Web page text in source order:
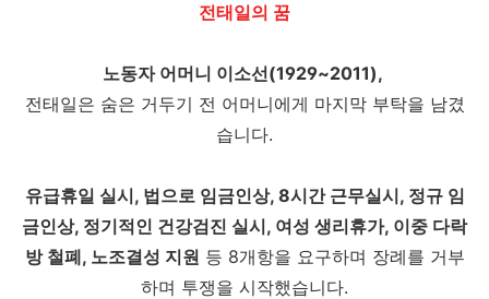
전태일의 꿈
노동자 어머니 이소선(1929~2011),
전태일은 숨은 거두기 전 어머니에게 마지막 부탁을 남겼
습니다.
유급휴일 실시, 법으로 임금인상, 8시간 근무실시, 정규 임
금인상, 정기적인 건강검진 실시, 여성 생리휴가, 이중 다락
방 철폐, 노조결성 지원 등 8개항을 요구하며 장례를 거부
하며 투쟁을 시작했습니다.